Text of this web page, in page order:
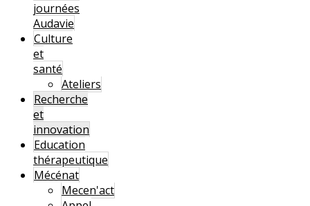
journées
Audavie
Culture
et
santé
Ateliers
Recherche
et
innovation
Education
thérapeutique
Mécénat
Mecen'act